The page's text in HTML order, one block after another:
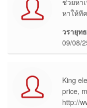
ช่วยหา
หาให้ที
วรายุทธ
09/08/
King
price,
http://